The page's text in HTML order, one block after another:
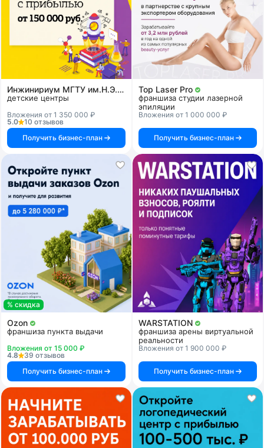
Инжинириум МГТУ им.Н.Э.Баумана
детские центры
Вложения от 1 350 000 ₽
5.0
10 отзывов
Получить бизнес-план
Top Laser Pro
франшиза студии лазерной
эпиляции
Вложения от 1 000 000 ₽
Получить бизнес-план
% скидка
Ozon
франшиза пункта выдачи
Вложения от 15 000 ₽
4.8
39 отзывов
Получить бизнес-план
WARSTATION
франшиза арены виртуальной
реальности
Вложения от 1 900 000 ₽
Получить бизнес-план